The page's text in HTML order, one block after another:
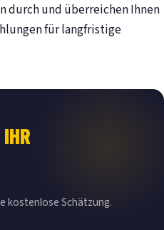
durch und überreichen Ihnen
für langfristige
kostenlose Schätzung.